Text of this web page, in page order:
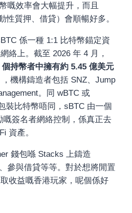
嘅效率會大幅提升，而且
性質押、借貸）會順暢好多。
係一種 1:1 比特幣錨定資
絡上。截至 2026 年 4 月，
持幣者中擁有約 5.45 億美元
，機構鑄造者包括 SNZ、Jump
。同 wBTC 或
裝比特幣唔同，sBTC 由一個
嘅簽名者網絡控制，係真正去
資產。
錢包喺 Stacks 上鑄造
參與借貸等等。對於想將閒置
收益嘅香港玩家，呢個係好